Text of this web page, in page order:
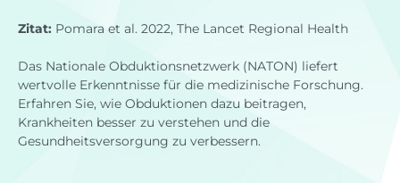
Zitat: Pomara et al. 2022, The Lancet Regional Health
Das Nationale Obduktionsnetzwerk (NATON) liefert
wertvolle Erkenntnisse für die medizinische Forschung.
Erfahren Sie, wie Obduktionen dazu beitragen,
Krankheiten besser zu verstehen und die
Gesundheitsversorgung zu verbessern.